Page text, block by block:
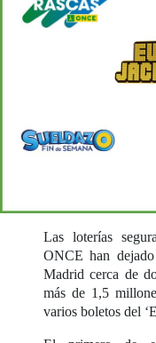
Las loterías
ONCE han
Madrid cerca de
más de 1,5
varios boletos del